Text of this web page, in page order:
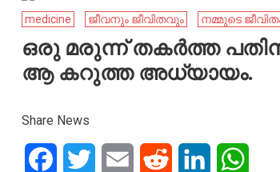
medicine ജീവനും ജീവിതവും നമ്മുടെ
ഒരു മരുന്ന് തകർത്ത
ആ കറുത്ത അധ്യായം.
Share News
FacebookTwitter Email Reddit LinkedIn